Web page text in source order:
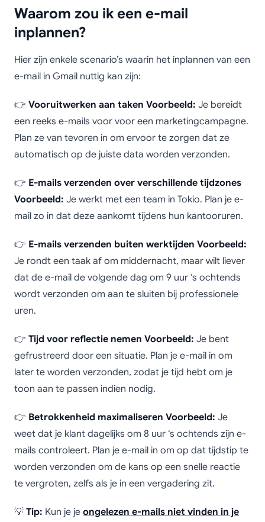
Waarom zou ik een e-mail
inplannen?
Hier zijn enkele scenario’s waarin het inplannen van een
e-mail in Gmail nuttig kan zijn:
👉 Vooruitwerken aan taken Voorbeeld: Je bereidt
een reeks e-mails voor voor een marketingcampagne.
Plan ze van tevoren in om ervoor te zorgen dat ze
automatisch op de juiste data worden verzonden.
👉 E-mails verzenden over verschillende tijdzones
Voorbeeld: Je werkt met een team in Tokio. Plan je e-
mail zo in dat deze aankomt tijdens hun kantooruren.
👉 E-mails verzenden buiten werktijden Voorbeeld:
Je rondt een taak af om middernacht, maar wilt liever
dat de e-mail de volgende dag om 9 uur ‘s ochtends
wordt verzonden om aan te sluiten bij professionele
uren.
👉 Tijd voor reflectie nemen Voorbeeld: Je bent
gefrustreerd door een situatie. Plan je e-mail in om
later te worden verzonden, zodat je tijd hebt om je
toon aan te passen indien nodig.
👉 Betrokkenheid maximaliseren Voorbeeld: Je
weet dat je klant dagelijks om 8 uur ‘s ochtends zijn e-
mails controleert. Plan je e-mail in om op dat tijdstip te
worden verzonden om de kans op een snelle reactie
te vergroten, zelfs als je in een vergadering zit.
💡 Tip: Kun je je ongelezen e-mails niet vinden in je